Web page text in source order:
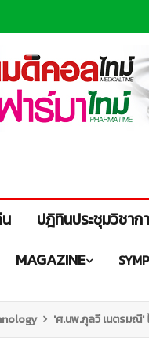
ปฎิทินประชุมวิชาก
MAGAZINE
'ศ.นพ.กุลวี เนตรมณี'